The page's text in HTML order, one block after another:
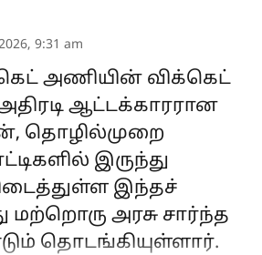
9:31 am
அணியின் விக்கெட்
ஆட்டக்காரரான
தொழில்முறை
இருந்து
இந்தச்
மற்றொரு அரசு சார்ந்த
தொடங்கியுள்ளார்.